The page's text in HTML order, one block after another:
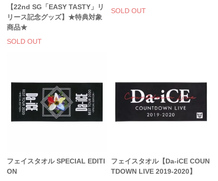
【22nd SG「EASY TASTY」リ
リース記念グッズ】★特典対象
商品★
SOLD OUT
SOLD OUT
フェイスタオル SPECIAL EDITI
ON
フェイスタオル【Da-iCE COUN
TDOWN LIVE 2019-2020】